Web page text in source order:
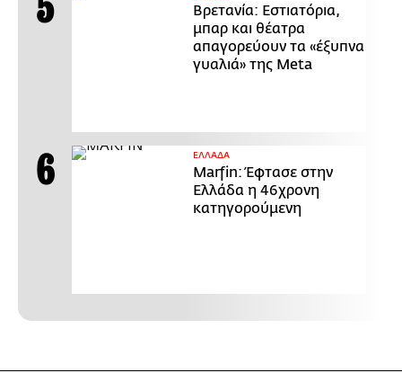
Βρετανία: Εστιατόρια,
μπαρ και θέατρα
απαγορεύουν τα «έξυπνα
γυαλιά» της Meta
ΕΛΛΑΔΑ
Marfin: Έφτασε στην
Ελλάδα η 46χρονη
κατηγορούμενη